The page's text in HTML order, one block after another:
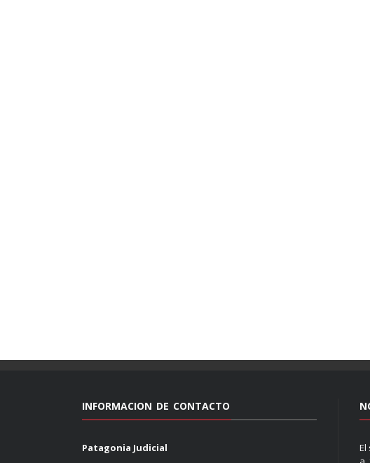
INFORMACION DE CONTACTO
Patagonia Judicial
El